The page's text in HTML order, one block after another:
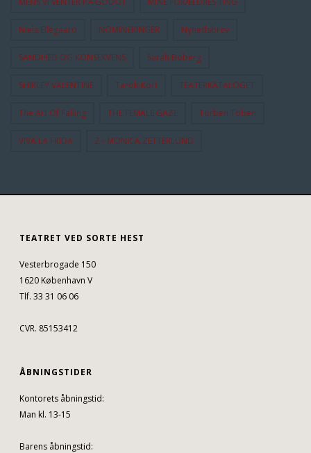
Niels Ellegaard NOMINERINGER Nyhedsbrev
SANDHED OG KONSEKVENS Sarah Boberg
SHIRLEY VALENTINE Tarok-Kort TEATERKATALOGET
The Art Of Falling THE FEMALE GAZE Torben Toben
VIVA LA FRIDA Z - MONICA ZETTERLUND
TEATRET VED SORTE HEST
Vesterbrogade 150
1620 København V
Tlf. 33 31 06 06
CVR. 85153412
ÅBNINGSTIDER
Kontorets åbningstid:
Man kl. 13-15
Barens åbningstid: